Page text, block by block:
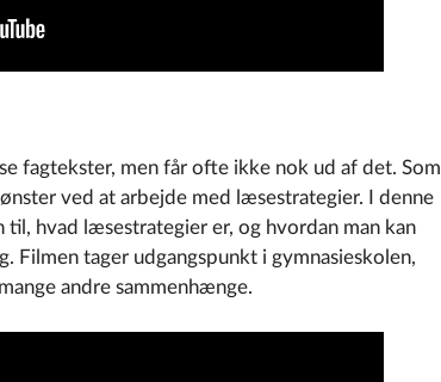
fagtekster, men får ofte ikke nok ud af det. Som
ved at arbejde med læsestrategier. I denne
hvad læsestrategier er, og hvordan man kan
Filmen tager udgangspunkt i gymnasieskolen,
andre sammenhænge.